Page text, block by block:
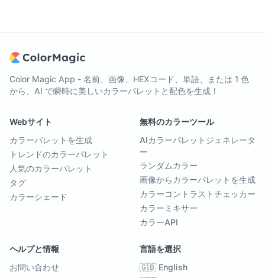
Color Magic App - 名前、画像、HEXコード、単語、または 1 色
から、AI で瞬時に美しいカラーパレットと配色を生成！
Webサイト
カラーパレットを生成
トレンドのカラーパレット
人気のカラーパレット
タグ
カラーシェード
無料のカラーツール
AIカラーパレットジェネレータ
ー
ランダムカラー
画像からカラーパレットを生成
カラーコントラストチェッカー
カラーミキサー
カラーAPI
ヘルプと情報
お問い合わせ
言語を選択
🇬🇧 English